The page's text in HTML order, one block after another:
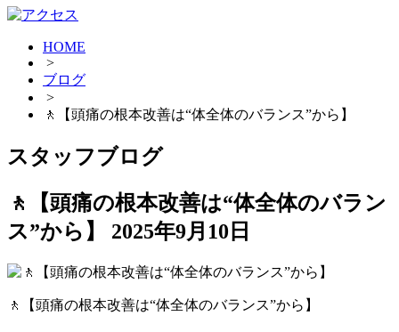
HOME
>
ブログ
>
🚶【頭痛の根本改善は“体全体のバランス”から】
スタッフブログ
🚶【頭痛の根本改善は“体全体のバラン
ス”から】
2025年9月10日
🚶【頭痛の根本改善は“体全体のバランス”から】